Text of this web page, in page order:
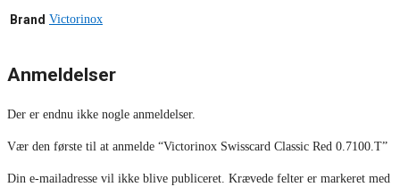
Brand Victorinox
Anmeldelser
Der er endnu ikke nogle anmeldelser.
Vær den første til at anmelde “Victorinox Swisscard Classic Red 0.7100.T”
Din e-mailadresse vil ikke blive publiceret. Krævede felter er markeret med